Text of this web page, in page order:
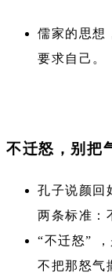
儒家的思想
要求自己。
不迁怒，别把
孔子说颜回
两条标准：
“不迁怒”
不把那怒气